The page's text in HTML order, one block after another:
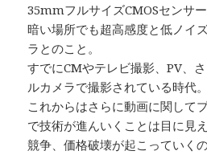
35mmフルサイズCMOSセンサ
暗い場所でも超高感度と低ノイ
ラとのこと。
すでにCMやテレビ撮影、PV、
ルカメラで撮影されている時代。
これからはさらに動画に関して
で技術が進んいくことは目に見
競争、価格破壊が起こっていく